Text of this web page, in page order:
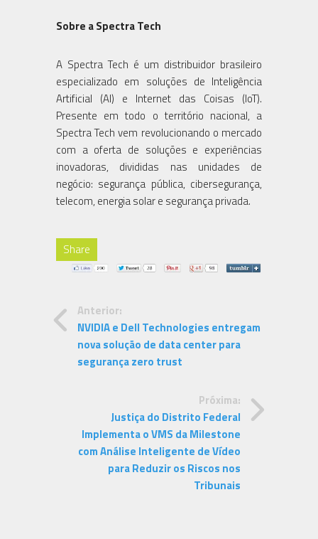
Sobre a Spectra Tech
A Spectra Tech é um distribuidor brasileiro
especializado em soluções de Inteligência
Artificial (AI) e Internet das Coisas (IoT).
Presente em todo o território nacional, a
Spectra Tech vem revolucionando o mercado
com a oferta de soluções e experiências
inovadoras, divididas nas unidades de
negócio: segurança pública, cibersegurança,
telecom, energia solar e segurança privada.
Share
Anterior:
NVIDIA e Dell Technologies entregam
nova solução de data center para
segurança zero trust
Próxima:
Justiça do Distrito Federal
Implementa o VMS da Milestone
com Análise Inteligente de Vídeo
para Reduzir os Riscos nos
Tribunais